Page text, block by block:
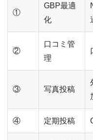
①
GBP最適
化
②
口コミ管
理
③ 写真投稿
④ 定期投稿